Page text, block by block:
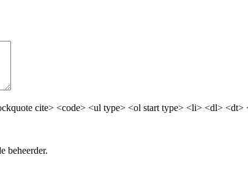
cite> <code> <ul type> <ol start type> <li> <dl> <dt>
beheerder.